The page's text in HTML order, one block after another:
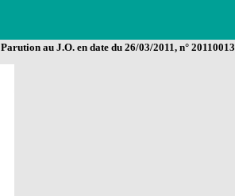
Parution au J.O. en date du 26/03/2011, n° 20110013